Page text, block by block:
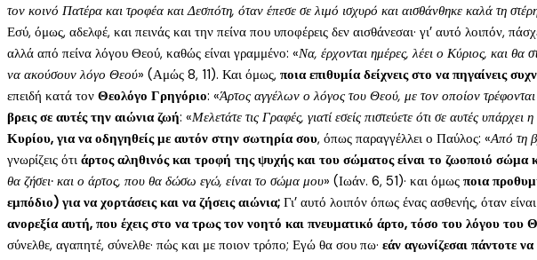
τον κοινό Πατέρα και τροφέα και Δεσπότη, όταν έπεσε σε λιμό ισχυρό και αισθάνθηκε καλά τη
Εσύ, όμως, αδελφέ, και πεινάς και την πείνα που υποφέρεις δεν αισθάνεσαι· γι’ αυτό λοιπόν,
αλλά από πείνα λόγου Θεού, καθώς είναι γραμμένο: «Να, έρχονται ημέρες, λέει ο Κύριος, και θα
να ακούσουν λόγο Θεού» (Αμώς 8, 11). Και όμως, ποια επιθυμία δείχνεις στο να πηγαίνεις
επειδή κατά τον Θεολόγο Γρηγόριο: «Άρτος αγγέλων ο λόγος του Θεού, με τον οποίον
βρεις σε αυτές την αιώνια ζωή: «Μελετάτε τις Γραφές, γιατί εσείς πιστεύετε ότι σε αυτές υπάρχει
Κυρίου, για να οδηγηθείς με αυτόν στην σωτηρία σου, όπως παραγγέλλει ο Παύλος: «Από τη
γνωρίζεις ότι άρτος αληθινός και τροφή της ψυχής και του σώματος είναι το ζωοποιό σώμα
θα ζήσει· και ο άρτος, που θα δώσω εγώ, είναι το σώμα μου» (Ιωάν. 6, 51)· και όμως ποια
εμπόδιο) για να χορτάσεις και να ζήσεις αιώνια; Γι’ αυτό λοιπόν όπως ένας ασθενής, όταν
ανορεξία αυτή, που έχεις στο να τρως τον νοητό και πνευματικό άρτο, τόσο του λόγου του
σύνελθε, αγαπητέ, σύνελθε· πώς και με ποιον τρόπο; Εγώ θα σου πω· εάν αγωνίζεσαι πάντοτε